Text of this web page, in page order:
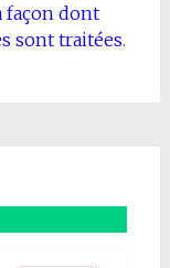
façon dont
sont traitées.